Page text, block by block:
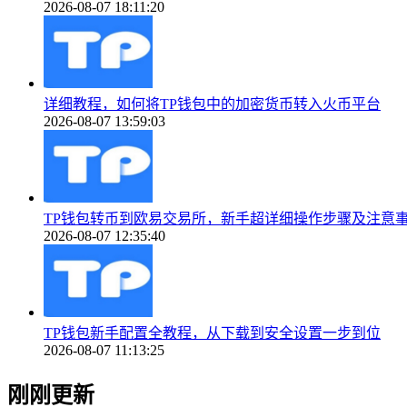
2026-08-07 18:11:20
详细教程，如何将TP钱包中的加密货币转入火币平台
2026-08-07 13:59:03
TP钱包转币到欧易交易所，新手超详细操作步骤及注意
2026-08-07 12:35:40
TP钱包新手配置全教程，从下载到安全设置一步到位
2026-08-07 11:13:25
刚刚更新